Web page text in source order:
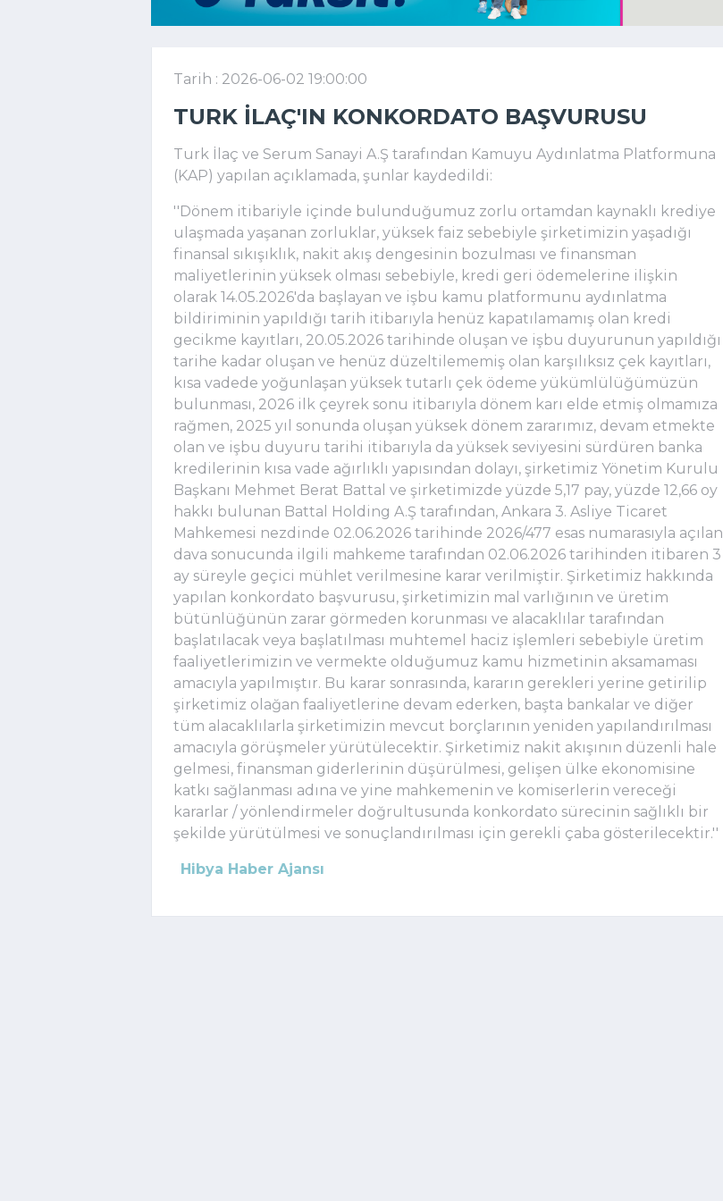
Tarih : 2026-06-02 19:00:00
TURK İLAÇ'IN KONKORDATO BAŞVURUSU
Turk İlaç ve Serum Sanayi A.Ş tarafından Kamuyu Aydınlatma Platformuna
(KAP) yapılan açıklamada, şunlar kaydedildi:
''Dönem itibariyle içinde bulunduğumuz zorlu ortamdan kaynaklı krediye
ulaşmada yaşanan zorluklar, yüksek faiz sebebiyle şirketimizin yaşadığı
finansal sıkışıklık, nakit akış dengesinin bozulması ve finansman
maliyetlerinin yüksek olması sebebiyle, kredi geri ödemelerine ilişkin
olarak 14.05.2026'da başlayan ve işbu kamu platformunu aydınlatma
bildiriminin yapıldığı tarih itibarıyla henüz kapatılamamış olan kredi
gecikme kayıtları, 20.05.2026 tarihinde oluşan ve işbu duyurunun yapıldığı
tarihe kadar oluşan ve henüz düzeltilememiş olan karşılıksız çek kayıtları,
kısa vadede yoğunlaşan yüksek tutarlı çek ödeme yükümlülüğümüzün
bulunması, 2026 ilk çeyrek sonu itibarıyla dönem karı elde etmiş olmamıza
rağmen, 2025 yıl sonunda oluşan yüksek dönem zararımız, devam etmekte
olan ve işbu duyuru tarihi itibarıyla da yüksek seviyesini sürdüren banka
kredilerinin kısa vade ağırlıklı yapısından dolayı, şirketimiz Yönetim Kurulu
Başkanı Mehmet Berat Battal ve şirketimizde yüzde 5,17 pay, yüzde 12,66 oy
hakkı bulunan Battal Holding A.Ş tarafından, Ankara 3. Asliye Ticaret
Mahkemesi nezdinde 02.06.2026 tarihinde 2026/477 esas numarasıyla açılan
dava sonucunda ilgili mahkeme tarafından 02.06.2026 tarihinden itibaren 3
ay süreyle geçici mühlet verilmesine karar verilmiştir. Şirketimiz hakkında
yapılan konkordato başvurusu, şirketimizin mal varlığının ve üretim
bütünlüğünün zarar görmeden korunması ve alacaklılar tarafından
başlatılacak veya başlatılması muhtemel haciz işlemleri sebebiyle üretim
faaliyetlerimizin ve vermekte olduğumuz kamu hizmetinin aksamaması
amacıyla yapılmıştır. Bu karar sonrasında, kararın gerekleri yerine getirilip
şirketimiz olağan faaliyetlerine devam ederken, başta bankalar ve diğer
tüm alacaklılarla şirketimizin mevcut borçlarının yeniden yapılandırılması
amacıyla görüşmeler yürütülecektir. Şirketimiz nakit akışının düzenli hale
gelmesi, finansman giderlerinin düşürülmesi, gelişen ülke ekonomisine
katkı sağlanması adına ve yine mahkemenin ve komiserlerin vereceği
kararlar / yönlendirmeler doğrultusunda konkordato sürecinin sağlıklı bir
şekilde yürütülmesi ve sonuçlandırılması için gerekli çaba gösterilecektir.''
Hibya Haber Ajansı